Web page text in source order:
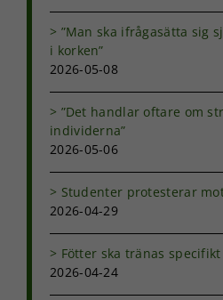
”Man ska ifrågasätta sig
i korken”
2026-05-08
”Det handlar oftare om
individerna”
2026-05-06
Studenter protesterar
2026-04-29
Fötter ska tränas
2026-04-24